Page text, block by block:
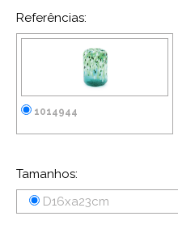
Referências:
1014944
Tamanhos:
D16xa23cm